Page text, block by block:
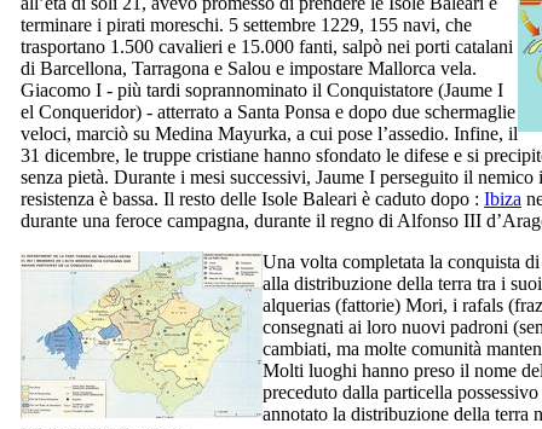
terminare i pirati moreschi. 5 settembre 1229, 155 navi, che
trasportano 1.500 cavalieri e 15.000 fanti, salpò nei porti catalani
di Barcellona, Tarragona e Salou e impostare Mallorca vela.
Giacomo I - più tardi soprannominato il Conquistatore (Jaume I
el Conqueridor) - atterrato a Santa Ponsa e dopo due schermaglie
veloci, marciò su Medina Mayurka, a cui pose l’assedio. Infine, il
31 dicembre, le truppe cristiane hanno sfondato le difese e si
senza pietà. Durante i mesi successivi, Jaume I perseguito il nemico
resistenza è bassa. Il resto delle Isole Baleari è caduto dopo : Ibiza
durante una feroce campagna, durante il regno di Alfonso III
Una volta completata la conquista
alla distribuzione della terra tra i
alquerias (fattorie) Mori, i rafals
consegnati ai loro nuovi padroni (
cambiati, ma molte comunità
Molti luoghi hanno preso il nome
preceduto dalla particella possessivo
annotato la distribuzione della terra